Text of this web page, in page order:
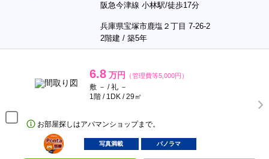
阪急今津線 小林駅/徒歩17分
兵庫県宝塚市鹿塩２丁目 7-26-2
2階建 / 築5年
6.8 万円 （管理費等5,000円）
敷 － / 礼 －
1階 / 1DK / 29㎡
お部屋探しはアパマンショップまで。
ポンタ
部屋
写真満載 パノラマ